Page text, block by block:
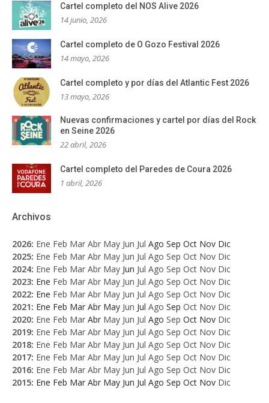
Cartel completo del NOS Alive 2026
14 junio, 2026
Cartel completo de O Gozo Festival 2026
14 mayo, 2026
Cartel completo y por días del Atlantic Fest 2026
13 mayo, 2026
Nuevas confirmaciones y cartel por días del Rock
en Seine 2026
22 abril, 2026
Cartel completo del Paredes de Coura 2026
1 abril, 2026
Archivos
2026: Ene Feb Mar Abr May Jun Jul Ago Sep Oct Nov Dic
2025: Ene Feb Mar Abr May Jun Jul Ago Sep Oct Nov Dic
2024: Ene Feb Mar Abr May Jun Jul Ago Sep Oct Nov Dic
2023: Ene Feb Mar Abr May Jun Jul Ago Sep Oct Nov Dic
2022: Ene Feb Mar Abr May Jun Jul Ago Sep Oct Nov Dic
2021: Ene Feb Mar Abr May Jun Jul Ago Sep Oct Nov Dic
2020: Ene Feb Mar Abr May Jun Jul Ago Sep Oct Nov Dic
2019: Ene Feb Mar Abr May Jun Jul Ago Sep Oct Nov Dic
2018: Ene Feb Mar Abr May Jun Jul Ago Sep Oct Nov Dic
2017: Ene Feb Mar Abr May Jun Jul Ago Sep Oct Nov Dic
2016: Ene Feb Mar Abr May Jun Jul Ago Sep Oct Nov Dic
2015: Ene Feb Mar Abr May Jun Jul Ago Sep Oct Nov Dic